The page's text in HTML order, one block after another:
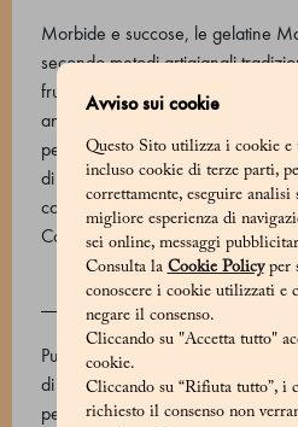
Avviso sui cookie
Questo Sito utilizza i cookie e
incluso cookie di terze parti,
correttamente, eseguire
migliore esperienza di
sei online, messaggi
Consulta la Cookie Policyper
conoscere i cookie utilizzati e
negare il consenso.
Cliccando su "Accetta tutto"
cookie.
Cliccando su “Rifiuta tutto”, i
richiesto il consenso non
Morbide e succose, le gelatine
secondo metodi artigianali
frutta fresca e oli essenziali. La
ananas, mandarino, limone,
pera, lampone, mirtillo e ciliegia.
di zucchero che ne esaltano il
confezione da 16 pezzi, dal peso
Codice prodotto: 500612055_V
Purea di ananas, purea di
di arancia, purea di pompelmo,
pera, purea di lampone, purea di